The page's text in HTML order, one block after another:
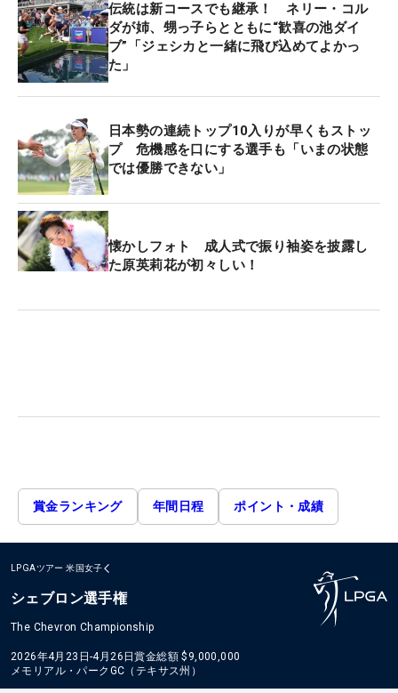
伝統は新コースでも継承！ ネリー・コル
ダが姉、甥っ子らとともに“歓喜の池ダイ
ブ”「ジェシカと一緒に飛び込めてよかっ
た」
日本勢の連続トップ10入りが早くもストッ
プ 危機感を口にする選手も「いまの状態
では優勝できない」
懐かしフォト 成人式で振り袖姿を披露し
た原英莉花が初々しい！
賞金ランキング 年間日程 ポイント・成績
LPGAツアー 米国女子
シェブロン選手権
The Chevron Championship
2026年4月23日-4月26日賞金総額 $9,000,000
メモリアル・パークGC（テキサス州）